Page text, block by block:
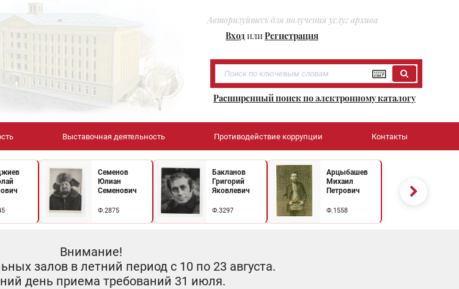
Авторизуйтесь для получения услуг архива
ВходилиРегистрация
Расширенный поиск по электронному каталогу
Выставочная деятельность Противодействие коррупции Контакты
Семенов
Юлиан
Семенович
Ф.2875
Бакланов
Григорий
Яковлевич
Ф.3297
Арцыбашев
Михаил
Петрович
Ф.1558
Внимание!
залов в летний период с 10 по 23 августа.
день приема требований 31 июля.